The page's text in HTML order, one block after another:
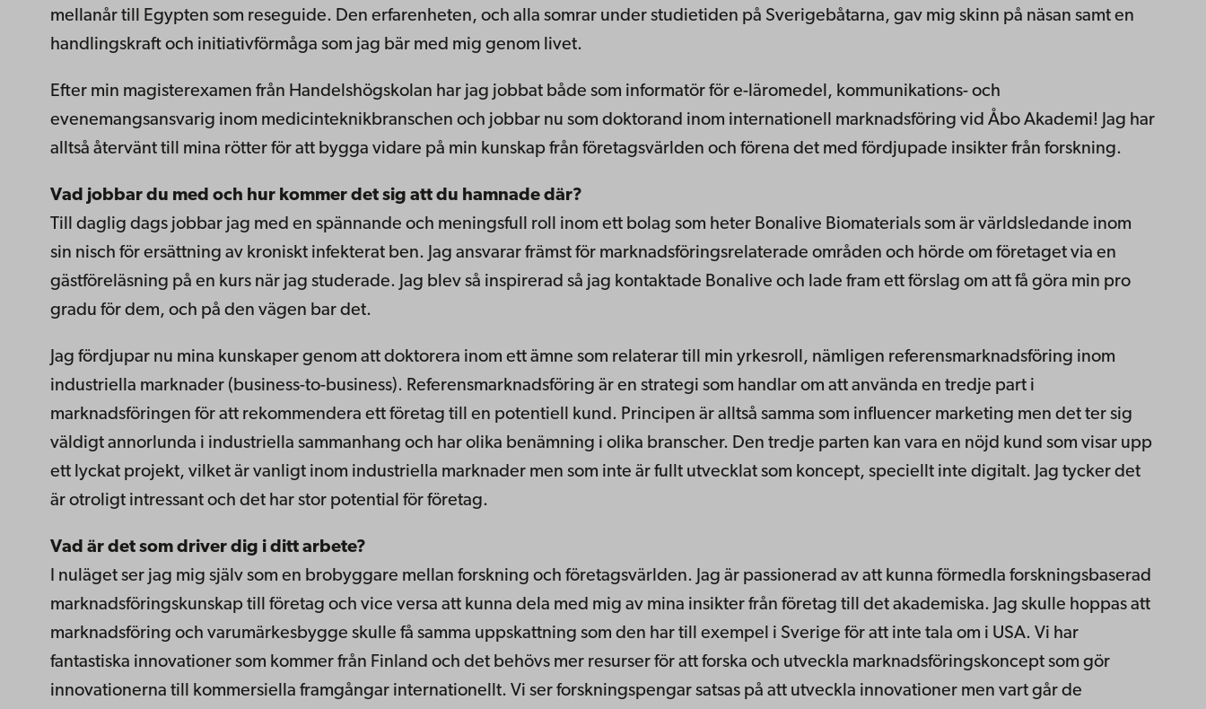
mellanår till Egypten som reseguide. Den erfarenheten, och alla somrar under studietiden på Sverigebåtarna, gav mig skinn på näsan samt en
handlingskraft och initiativförmåga som jag bär med mig genom livet.
Efter min magisterexamen från Handelshögskolan har jag jobbat både som informatör för e-läromedel, kommunikations- och
evenemangsansvarig inom medicinteknikbranschen och jobbar nu som doktorand inom internationell marknadsföring vid Åbo Akademi! Jag har
alltså återvänt till mina rötter för att bygga vidare på min kunskap från företagsvärlden och förena det med fördjupade insikter från forskning.
Vad jobbar du med och hur kommer det sig att du hamnade där?
Till daglig dags jobbar jag med en spännande och meningsfull roll inom ett bolag som heter Bonalive Biomaterials som är världsledande inom
sin nisch för ersättning av kroniskt infekterat ben. Jag ansvarar främst för marknadsföringsrelaterade områden och hörde om företaget via en
gästföreläsning på en kurs när jag studerade. Jag blev så inspirerad så jag kontaktade Bonalive och lade fram ett förslag om att få göra min pro
gradu för dem, och på den vägen bar det.
Jag fördjupar nu mina kunskaper genom att doktorera inom ett ämne som relaterar till min yrkesroll, nämligen referensmarknadsföring inom
industriella marknader (business-to-business). Referensmarknadsföring är en strategi som handlar om att använda en tredje part i
marknadsföringen för att rekommendera ett företag till en potentiell kund. Principen är alltså samma som influencer marketing men det ter sig
väldigt annorlunda i industriella sammanhang och har olika benämning i olika branscher. Den tredje parten kan vara en nöjd kund som visar upp
ett lyckat projekt, vilket är vanligt inom industriella marknader men som inte är fullt utvecklat som koncept, speciellt inte digitalt. Jag tycker det
är otroligt intressant och det har stor potential för företag.
Vad är det som driver dig i ditt arbete?
I nuläget ser jag mig själv som en brobyggare mellan forskning och företagsvärlden. Jag är passionerad av att kunna förmedla forskningsbaserad
marknadsföringskunskap till företag och vice versa att kunna dela med mig av mina insikter från företag till det akademiska. Jag skulle hoppas att
marknadsföring och varumärkesbygge skulle få samma uppskattning som den har till exempel i Sverige för att inte tala om i USA. Vi har
fantastiska innovationer som kommer från Finland och det behövs mer resurser för att forska och utveckla marknadsföringskoncept som gör
innovationerna till kommersiella framgångar internationellt. Vi ser forskningspengar satsas på att utveckla innovationer men vart går de